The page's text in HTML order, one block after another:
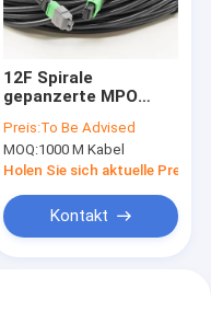
12F Spirale
gepanzerte MPO
Gehäuse 5,0mm
LSZH Jacke Nagetier
resistent
Preis:To Be Advised
MOQ:1000 M Kabel
Holen Sie sich aktuelle Preis
Kontakt